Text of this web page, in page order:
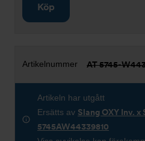
Köp
AT 5745-
Artikeln har utgått
Ersätts av Slang OXY Inv. x
5745AW44339810